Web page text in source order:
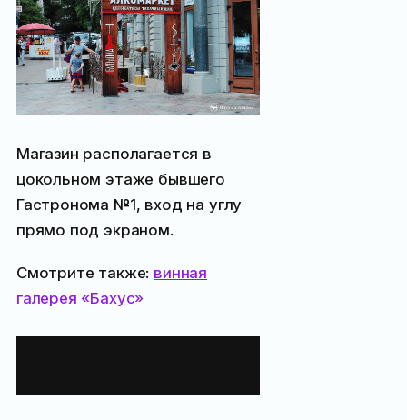
Магазин располагается в
цокольном этаже бывшего
Гастронома №1, вход на углу
прямо под экраном.
Смотрите также: винная
галерея «Бахус»